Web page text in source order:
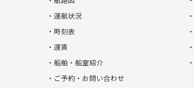
運航状況
時刻表
運賃
船舶・船室紹介
ご予約・お問い合わせ